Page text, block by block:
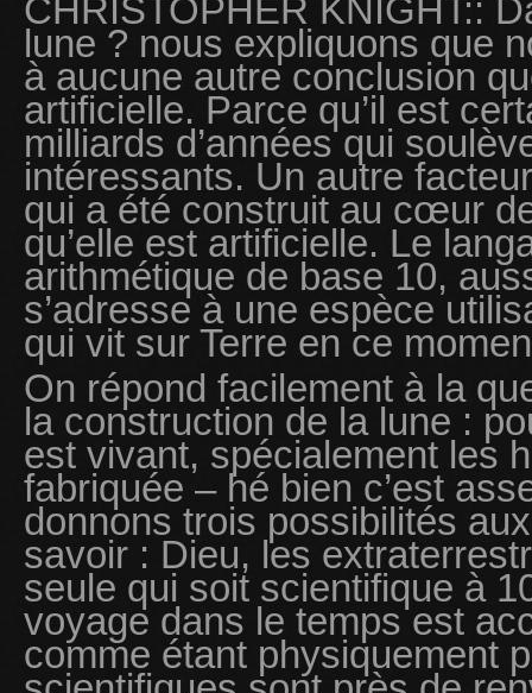
CHRISTOPHER KNIGHT::
lune ? nous expliquons que
à aucune autre conclusion
artificielle. Parce qu’il est
milliards d’années qui
intéressants. Un autre
qui a été construit au cœur
qu’elle est artificielle. Le
arithmétique de base 10,
s’adresse à une espèce
qui vit sur Terre en ce
On répond facilement à la
la construction de la lune :
est vivant, spécialement les
fabriquée – hé bien c’est
donnons trois possibilités
savoir : Dieu, les
seule qui soit scientifique à
voyage dans le temps est
comme étant physiquement